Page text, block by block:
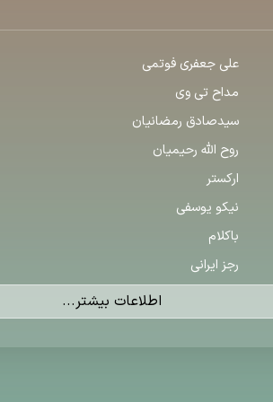
علی جعفری فوتمی
مداح تی وی
سیدصادق رمضانیان
روح الله رحیمیان
ارکستر
نیکو یوسفی
باکلام
رجز ایرانی
اطلاعات بیشتر...